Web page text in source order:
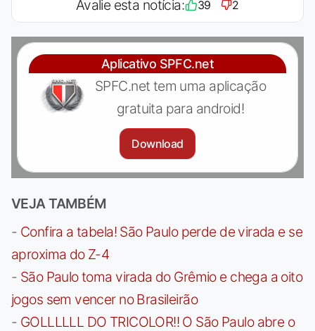
Avalie esta notícia: 39 2
Aplicativo SPFC.net
SPFC.net tem uma aplicação
gratuita para android!
Download
VEJA TAMBÉM
- Confira a tabela! São Paulo perde de virada e se
aproxima do Z-4
- São Paulo toma virada do Grêmio e chega a oito
jogos sem vencer no Brasileirão
- GOLLLLLL DO TRICOLOR!! O São Paulo abre o